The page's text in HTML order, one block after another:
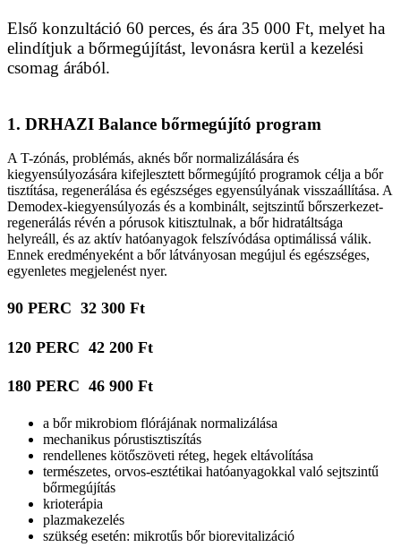
Első konzultáció 60 perces, és ára 35 000 Ft, melyet ha
elindítjuk a bőrmegújítást, levonásra kerül a kezelési
csomag árából.
1. DRHAZI Balance bőrmegújító program
A T-zónás, problémás, aknés bőr normalizálására és
kiegyensúlyozására kifejlesztett bőrmegújító programok célja a bőr
tisztítása, regenerálása és egészséges egyensúlyának visszaállítása. A
Demodex-kiegyensúlyozás és a kombinált, sejtszintű bőrszerkezet-
regenerálás révén a pórusok kitisztulnak, a bőr hidratáltsága
helyreáll, és az aktív hatóanyagok felszívódása optimálissá válik.
Ennek eredményeként a bőr látványosan megújul és egészséges,
egyenletes megjelenést nyer.
90 PERC 32 300 Ft
120 PERC 42 200 Ft
180 PERC 46 900 Ft
a bőr mikrobiom flórájának normalizálása
mechanikus pórustisztiszítás
rendellenes kötőszöveti réteg, hegek eltávolítása
természetes, orvos-esztétikai hatóanyagokkal való sejtszintű
bőrmegújítás
krioterápia
plazmakezelés
szükség esetén: mikrotűs bőr biorevitalizáció